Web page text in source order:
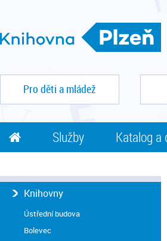
Pro děti a mládež
Služby Katalog a
Knihovny
Ústřední budova
Bolevec